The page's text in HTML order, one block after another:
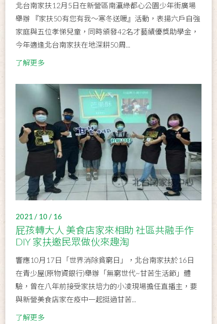
北台南家扶12月5日在新營區南瀛綠都心公園少年街廣場
舉辦 『家扶50有您有我～寒冬送暖』活動，表揚六戶自強
家庭與五位孝悌兒童，同時頒發42名才藝績優獎助學金，
今年適逢北台南家扶在地深耕50周...
了解更多
2021 / 10 / 16
屁孩轉大人 美食店家來相助 社區共融手作
DIY 家扶邀民眾做伙來趣淘
響應10月17日「世界消除貧窮日」，北台南家扶於16日
在青少屋(原物資銀行)舉辦「無窮世代~甘苦生活節」體
驗，曾在八年前接受家扶培力的小凌現場擔任直播主，要
與新營美食店家在疫中一起挺過甘苦...
了解更多